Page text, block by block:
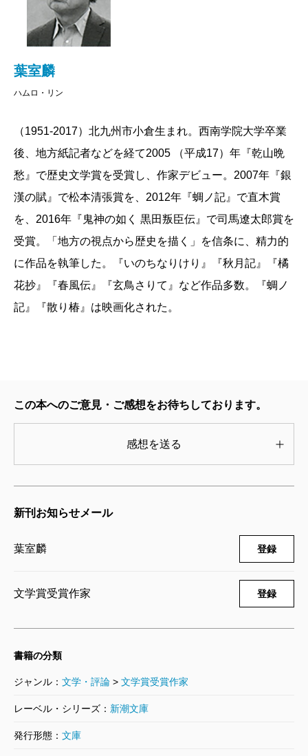
目藩主、忠之に反逆の企てありとして幕府に訴状を出
します。大膳と忠之側は翌十年、江戸に召還され、居
並ぶ老中たちの前で審問を受けるのですが、もう、こ
れだけで、どっちに転んでも無事では済まないと、誰
私が主に書く江戸中期となると、改易など例外的に
しかありませんが、時は家光代の改易の嵐吹き荒れる
初期です。実際、大膳が上訴するまさにひと月前、あ
の加藤清正を藩祖とする加藤家の熊本藩が改易になっ
ています。一連の騒動は火薬庫のなかに、それも、も
う火が着いてしまっている火薬庫のなかに、松明を持
って跳び込むような振舞いなのです。
ところが、です。結果だけを記せば、黒田藩はほと
んど無傷です。改易もなければ、転封も減封もなし。
す。江戸城をも巻き込んだあれだけの大騒動であった
て血を流した者が一人としていなかったのです。これ
は上訴以前も同様です。他の二つの騒動が凄惨を極め
たのに対し、まさに奇跡的に平和なエンディングを迎
えることができました。
集めつづけ、歌舞伎や映画などの題材にもなりまし
「栗山大膳」でしょう。もっとも、鴎外自身はこの掌
なかったと述懐しています。そして、自分の書いてき
た「歴史上の人物を取り扱つた作品」一般について
も、歴史資料のなかに窺われる「自然」を尊重したい
葉室麟
ハムロ・リン
（1951-2017）北九州市小倉生まれ。西南学院大学卒業
後、地方紙記者などを経て2005 （平成17）年『乾山晩
愁』で歴史文学賞を受賞し、作家デビュー。2007年『銀
漢の賦』で松本清張賞を、2012年『蜩ノ記』で直木賞
を、2016年『鬼神の如く 黒田叛臣伝』で司馬遼太郎賞を
受賞。「地方の視点から歴史を描く」を信条に、精力的
に作品を執筆した。『いのちなりけり』『秋月記』『橘
花抄』『春風伝』『玄鳥さりて』など作品多数。『蜩ノ
記』『散り椿』は映画化された。
この本へのご意見・ご感想をお待ちしております。
感想を送る
新刊お知らせメール
葉室麟 登録
文学賞受賞作家 登録
書籍の分類
ジャンル： 文学・評論 > 文学賞受賞作家
レーベル・シリーズ： 新潮文庫
発行形態： 文庫